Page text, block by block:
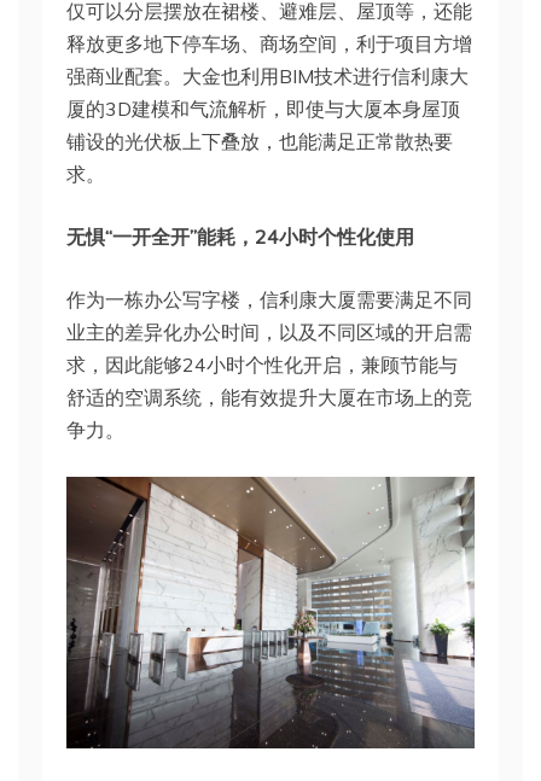
仅可以分层摆放在裙楼、避难层、屋顶等，还能
释放更多地下停车场、商场空间，利于项目方增
强商业配套。大金也利用BIM技术进行信利康大
厦的3D建模和气流解析，即使与大厦本身屋顶
铺设的光伏板上下叠放，也能满足正常散热要
求。
无惧“一开全开”能耗，24小时个性化使用
作为一栋办公写字楼，信利康大厦需要满足不同
业主的差异化办公时间，以及不同区域的开启需
求，因此能够24小时个性化开启，兼顾节能与
舒适的空调系统，能有效提升大厦在市场上的竞
争力。